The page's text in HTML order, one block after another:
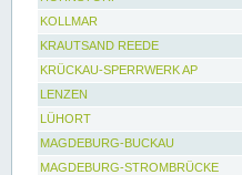
KOLLMAR
KRAUTSAND REEDE
KRÜCKAU-SPERRWERK AP
LENZEN
LÜHORT
MAGDEBURG-BUCKAU
MAGDEBURG-STROMBRÜCKE